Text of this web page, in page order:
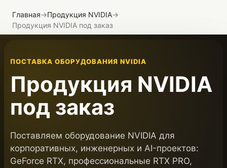
Главная→Продукция NVIDIA→
Продукция NVIDIA под заказ
ПОСТАВКА ОБОРУДОВАНИЯ NVIDIA
Продукция NVIDIA
под заказ
Поставляем оборудование NVIDIA для
корпоративных, инженерных и AI-проектов:
GeForce RTX, профессиональные RTX PRO,